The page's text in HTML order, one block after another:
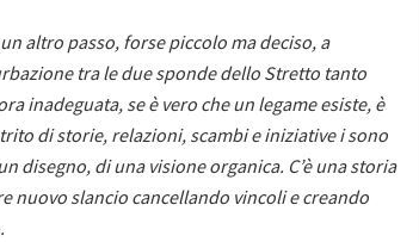
un altro passo, forse piccolo ma deciso, a
tra le due sponde dello Stretto tanto
inadeguata, se è vero che un legame esiste, è
di storie, relazioni, scambi e iniziative i sono
disegno, di una visione organica. C’è una storia
nuovo slancio cancellando vincoli e creando